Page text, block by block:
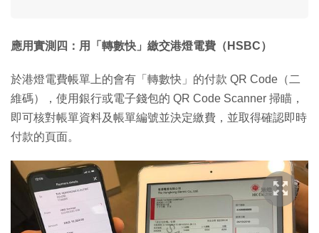
應用實測四：用「轉數快」繳交港燈電費（HSBC）
於港燈電費帳單上的會有「轉數快」的付款 QR Code（二
維碼），使用銀行或電子錢包的 QR Code Scanner 掃瞄，
即可核對帳單資料及帳單編號並決定繳費，並取得確認即時
付款的頁面。